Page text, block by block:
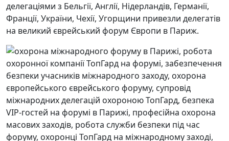
делегаціями з Бельгії, Англії, Нідерландів, Германії,
Франції, України, Чехії, Угорщини привезли делегатів
на великий єврейський форум Європи в Париж.